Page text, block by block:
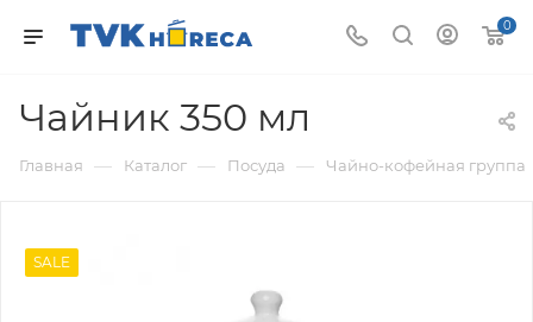
0
Чайник 350 мл
Главная — Каталог — Посуда — Чайно-кофейная группа
SALE